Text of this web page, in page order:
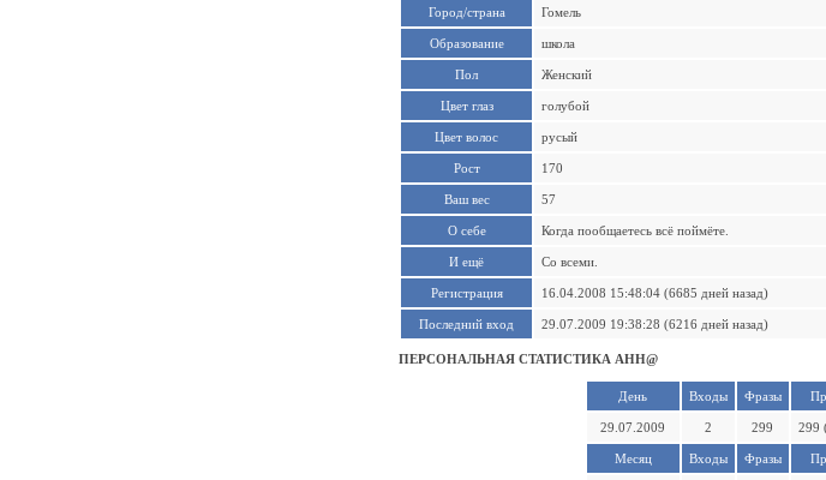
Город/страна Гомель
Образование школа
Пол Женский
Цвет глаз голубой
Цвет волос русый
Рост 170
Ваш вес 57
О себе Когда пообщаетесь всё поймёте.
И ещё Со всеми.
Регистрация 16.04.2008 15:48:04 (6685 дней назад)
Последний вход 29.07.2009 19:38:28 (6216 дней назад)
ПЕРСОНАЛЬНАЯ СТАТИСТИКА АНН@
День Входы Фразы
29.07.2009 2 299 299
Месяц Входы Фразы